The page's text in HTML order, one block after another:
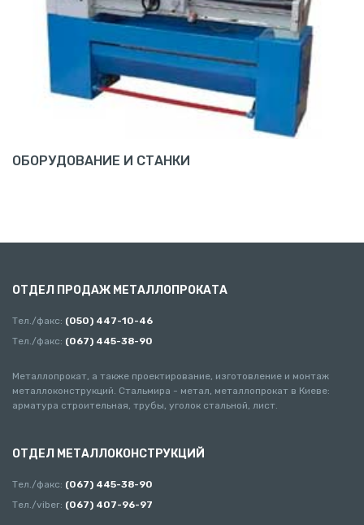
ОБОРУДОВАНИЕ И СТАНКИ
ОТДЕЛ ПРОДАЖ МЕТАЛЛОПРОКАТА
Тел./факс: (050) 447-10-46
Тел./факс: (067) 445-38-90
Металлопрокат, а также проектирование, изготовление и монтаж
металлоконструкций. Стальмира - метал, металлопрокат в Киеве:
арматура строительная, трубы, уголок стальной, лист.
ОТДЕЛ МЕТАЛЛОКОНСТРУКЦИЙ
Тел./факс: (067) 445-38-90
Тел./viber: (067) 407-96-97